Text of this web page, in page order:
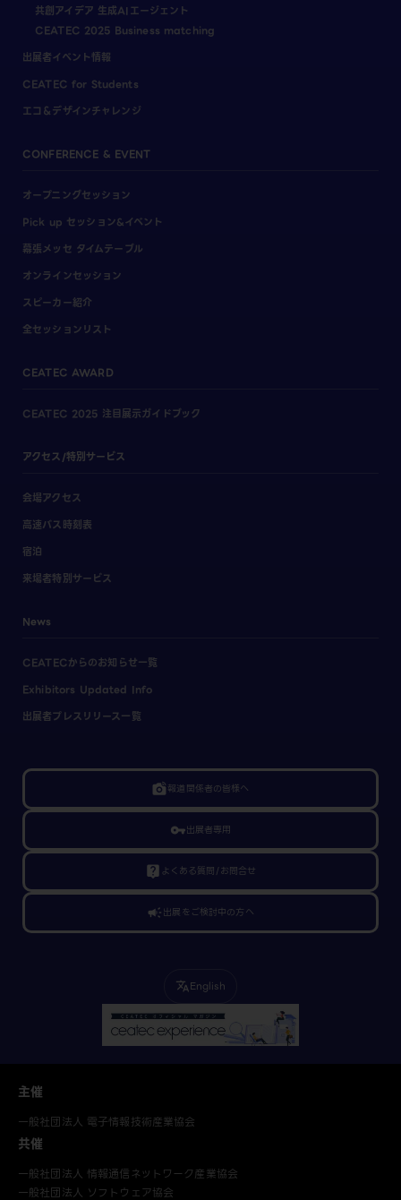
共創アイデア 生成AIエージェント
CEATEC 2025 Business matching
出展者イベント情報
CEATEC for Students
エコ＆デザインチャレンジ
CONFERENCE & EVENT
オープニングセッション
Pick up セッション&イベント
幕張メッセ タイムテーブル
オンラインセッション
スピーカー紹介
全セッションリスト
CEATEC AWARD
CEATEC 2025 注目展示ガイドブック
アクセス/特別サービス
会場アクセス
高速バス時刻表
宿泊
来場者特別サービス
News
CEATECからのお知らせ一覧
Exhibitors Updated Info
出展者プレスリリース一覧
linked_camera報道関係者の皆様へ
vpn_key出展者専用
live_help よくある質問/お問合せ
campaign出展をご検討中の方へ
translateEnglish
主催
一般社団法人 電子情報技術産業協会
共催
一般社団法人 情報通信ネットワーク産業協会
一般社団法人 ソフトウェア協会